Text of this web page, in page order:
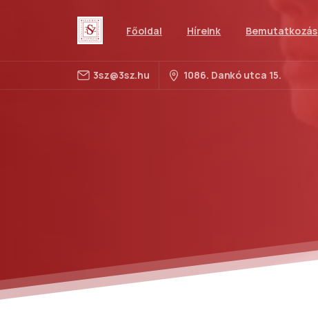
Főoldal Híreink Bemutatkozás
3sz@3sz.hu 1086. Dankó utca 15.